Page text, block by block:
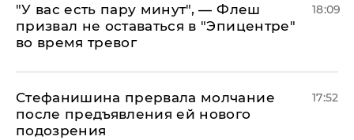
​"У вас есть пару минут", — Флеш
призвал не оставаться в "Эпицентре"
во время тревог
18:09
Стефанишина прервала молчание
после предъявления ей нового
подозрения
17:52